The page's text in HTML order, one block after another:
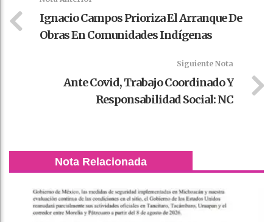
Ignacio Campos Prioriza El Arranque De
Obras En Comunidades Indígenas
Siguiente Nota
Ante Covid, Trabajo Coordinado Y
Responsabilidad Social: NC
Nota Relacionada